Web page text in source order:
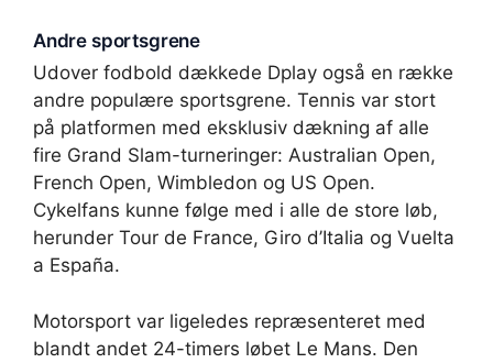
Andre sportsgrene
Udover fodbold dækkede Dplay også en række
andre populære sportsgrene. Tennis var stort
på platformen med eksklusiv dækning af alle
fire Grand Slam-turneringer: Australian Open,
French Open, Wimbledon og US Open.
Cykelfans kunne følge med i alle de store løb,
herunder Tour de France, Giro d’Italia og Vuelta
a España.
Motorsport var ligeledes repræsenteret med
blandt andet 24-timers løbet Le Mans. Den